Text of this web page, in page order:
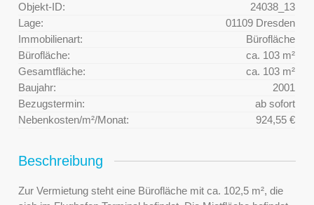
Objekt-ID:
24038_13
Lage:
01109 Dresden
Immobilienart:
Bürofläche
Bürofläche:
ca. 103 m²
Gesamtfläche:
ca. 103 m²
Baujahr:
2001
Bezugstermin:
ab sofort
Nebenkosten/m²/Monat:
924,55 €
Beschreibung
Zur Vermietung steht eine Bürofläche mit ca. 102,5 m², die